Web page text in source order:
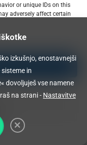
or unique IDs on this
adversely affect certain
oblikovanje pri
izkušnjo, enostavnejši
in
dovoljuješ vse namene
na strani - Nastavitve